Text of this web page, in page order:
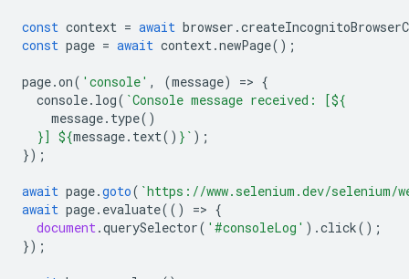
const context = await browser .
const page = await context.newPage();
page.on( 'console' , (message) => {
console. log( `Console message received: [${
message. type()
}] ${message. text() } ` );
});
await page.goto( `https://www.selenium.dev/selenium/
await page. evaluate(() => {
document.querySelector( '#consoleLog' ).click();
});